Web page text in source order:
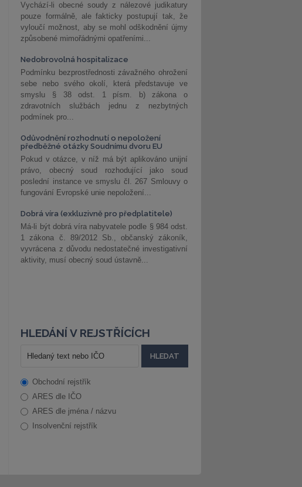
Vychází-li obecné soudy z nálezové judikatury
pouze formálně, ale fakticky postupují tak, že
vyloučí možnost, aby se mohl odškodnění újmy
způsobené mimořádnými opatřeními...
Nedobrovolná hospitalizace
Podmínku bezprostřednosti závažného ohrožení
sebe nebo svého okolí, která představuje ve
smyslu § 38 odst. 1 písm. b) zákona o
zdravotních službách jednu z nezbytných
podmínek pro...
Odůvodnění rozhodnutí o nepoložení
předběžné otázky Soudnímu dvoru EU
Pokud v otázce, v níž má být aplikováno unijní
právo, obecný soud rozhodující jako soud
poslední instance ve smyslu čl. 267 Smlouvy o
fungování Evropské unie nepoložení...
Dobrá víra (exkluzivně pro předplatitele)
Má-li být dobrá víra nabyvatele podle § 984 odst.
1 zákona č. 89/2012 Sb., občanský zákoník,
vyvrácena z důvodu nedostatečné investigativní
aktivity, musí obecný soud ústavně...
HLEDÁNÍ V REJSTŘÍCÍCH
Obchodní rejstřík
ARES dle IČO
ARES dle jména / názvu
Insolvenční rejstřík